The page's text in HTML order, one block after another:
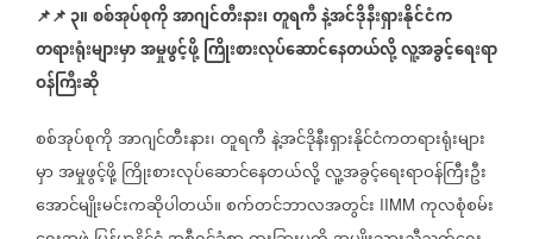
📌📌၃။စစ်အုပ်စုကိုအာဂျင်တီးနား၊တူရကီနဲ့အင်ဒိုနီးရှားနိုင်ငံက
တရားရုံးများမှာအမှုဖွင့်ဖို့ကြိုးစားလုပ်ဆောင်နေတယ်လို့လူ့အခွင့်ရေးရာ
ဝန်ကြီးဆို
စစ်အုပ်စုကိုအာဂျင်တီးနား၊တူရကီနဲ့အင်ဒိုနီးရှားနိုင်ငံကတရားရုံးများ
မှာအမှုဖွင့်ဖို့ကြိုးစားလုပ်ဆောင်နေတယ်လို့လူ့အခွင့်ရေးရာဝန်ကြီးဦး
အောင်မျိုးမင်းကဆိုပါတယ်။စက်တင်ဘာလအတွင်း IIMM ကုလစုံစမ်း